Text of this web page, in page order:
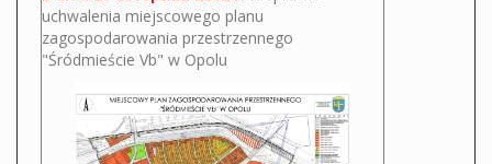
uchwalenia miejscowego planu
zagospodarowania przestrzennego
"Śródmieście Vb" w Opolu